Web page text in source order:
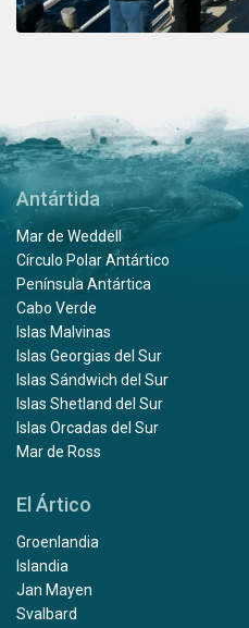
Antártida
Mar de Weddell
Círculo Polar Antártico
Península Antártica
Cabo Verde
Islas Malvinas
Islas Georgias del Sur
Islas Sándwich del Sur
Islas Shetland del Sur
Islas Orcadas del Sur
Mar de Ross
El Ártico
Groenlandia
Islandia
Jan Mayen
Svalbard